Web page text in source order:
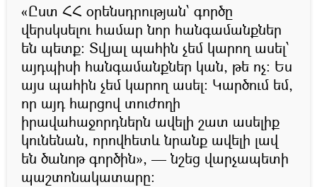
«Ըստ ՀՀ օրենսդրության՝ գործը
վերսկսելու համար նոր հանգամանքներ
են պետք։ Տվյալ պահին չեմ կարող ասել՝
այդպիսի հանգամանքներ կան, թե ոչ։ Ես
այս պահին չեմ կարող ասել: Կարծում եմ,
որ այդ հարցով տուժողի
իրավահաջորդներն ավելի շատ ասելիք
կունենան, որովհետև նրանք ավելի լավ
են ծանոթ գործին», — նշեց վարչապետի
պաշտոնակատարը։